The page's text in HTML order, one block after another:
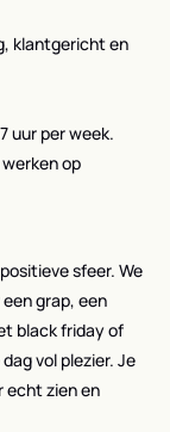
klantgericht en
uur per week.
op
sfeer. We
grap, een
black friday of
vol plezier. Je
echt zien en